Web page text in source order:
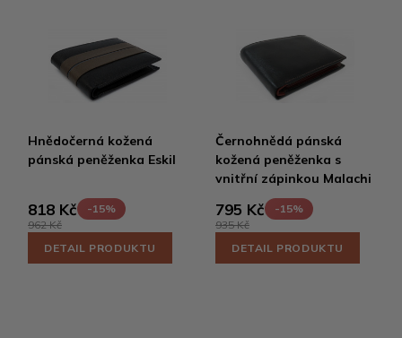
Hnědočerná kožená
pánská peněženka Eskil
818 Kč
-15%
962 Kč
DETAIL PRODUKTU
Černohnědá pánská
kožená peněženka s
vnitřní zápinkou Malachi
795 Kč
-15%
935 Kč
DETAIL PRODUKTU